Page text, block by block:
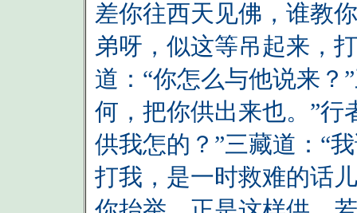
差你往西天见佛，谁教
弟呀，似这等吊起来，
道：“你怎么与他说来？
何，把你供出来也。”行
供我怎的？”三藏道：“
打我，是一时救难的话